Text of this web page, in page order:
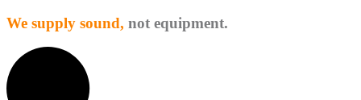
We supply sound, not equipment.